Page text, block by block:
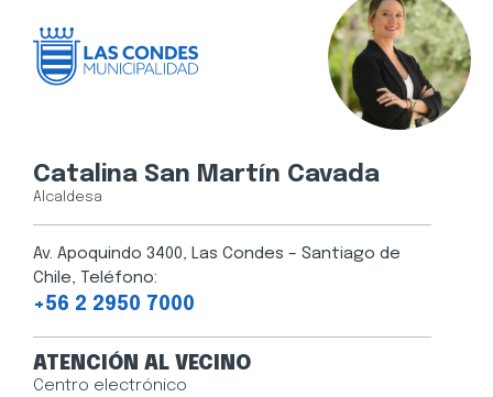
Catalina San Martín Cavada
Alcaldesa
Av. Apoquindo 3400, Las Condes – Santiago de
Chile, Teléfono:
+56 2 2950 7000
ATENCIÓN AL VECINO
Centro electrónico